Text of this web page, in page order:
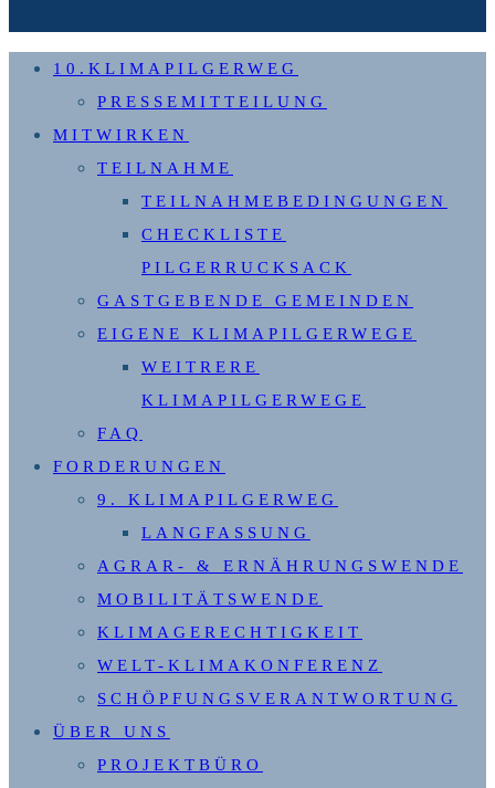
10.KLIMAPILGERWEG
PRESSEMITTEILUNG
MITWIRKEN
TEILNAHME
TEILNAHMEBEDINGUNGEN
CHECKLISTE
PILGERRUCKSACK
GASTGEBENDE GEMEINDEN
EIGENE KLIMAPILGERWEGE
WEITRERE
KLIMAPILGERWEGE
FAQ
FORDERUNGEN
9. KLIMAPILGERWEG
LANGFASSUNG
AGRAR- & ERNÄHRUNGSWENDE
MOBILITÄTSWENDE
KLIMAGERECHTIGKEIT
WELT-KLIMAKONFERENZ
SCHÖPFUNGSVERANTWORTUNG
ÜBER UNS
PROJEKTBÜRO